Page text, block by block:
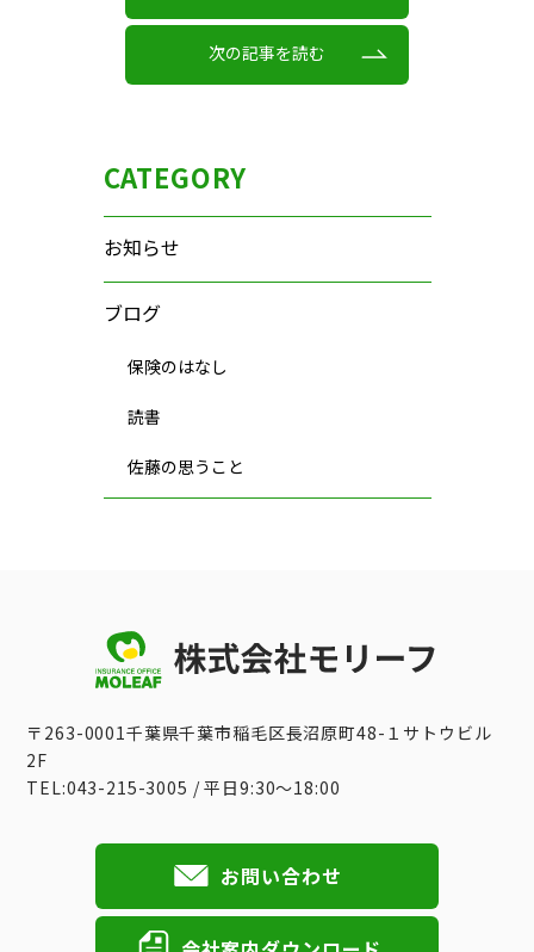
次の記事を読む
CATEGORY
お知らせ
ブログ
保険のはなし
読書
佐藤の思うこと
〒263-0001千葉県千葉市稲毛区長沼原町48-１サトウビル
2F
TEL:043-215-3005 / 平日9:30〜18:00
お問い合わせ